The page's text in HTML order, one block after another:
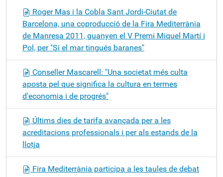
Roger Mas i la Cobla Sant Jordi-Ciutat de
Barcelona, una coproducció de la Fira Mediterrània
de Manresa 2011, guanyen el V Premi Miquel Martí i
Pol, per "Si el mar tingués baranes"
Conseller Mascarell: "Una societat més culta
aposta pel que significa la cultura en termes
d'economia i de progrés"
Últims dies de tarifa avançada per a les
acreditacions professionals i per als estands de la
llotja
Fira Mediterrània participa a les taules de debat